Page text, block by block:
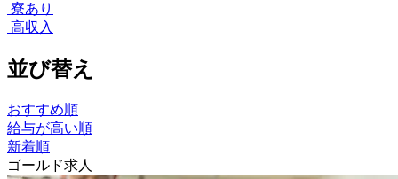
寮あり
高収入
並び替え
おすすめ順
給与が高い順
新着順
ゴールド求人